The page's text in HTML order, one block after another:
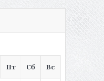
Пт Сб Вс